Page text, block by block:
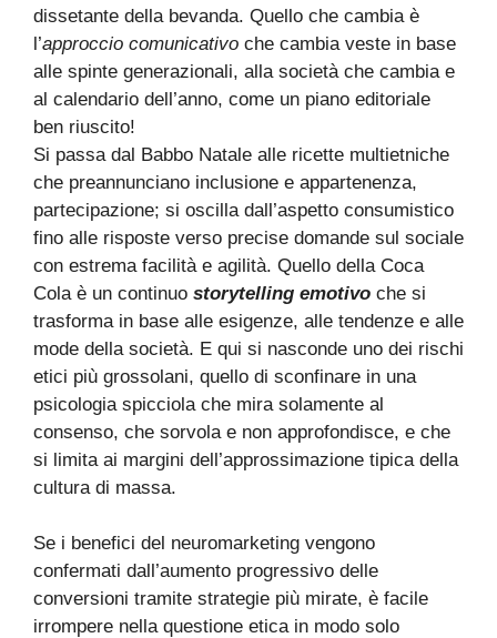
dissetante della bevanda. Quello che cambia è
l’approccio comunicativo che cambia veste in base
alle spinte generazionali, alla società che cambia e
al calendario dell’anno, come un piano editoriale
ben riuscito!
Si passa dal Babbo Natale alle ricette multietniche
che preannunciano inclusione e appartenenza,
partecipazione; si oscilla dall’aspetto consumistico
fino alle risposte verso precise domande sul sociale
con estrema facilità e agilità. Quello della Coca
Cola è un continuo storytelling emotivo che si
trasforma in base alle esigenze, alle tendenze e alle
mode della società. E qui si nasconde uno dei rischi
etici più grossolani, quello di sconfinare in una
psicologia spicciola che mira solamente al
consenso, che sorvola e non approfondisce, e che
si limita ai margini dell’approssimazione tipica della
cultura di massa.
Se i benefici del neuromarketing vengono
confermati dall’aumento progressivo delle
conversioni tramite strategie più mirate, è facile
irrompere nella questione etica in modo solo